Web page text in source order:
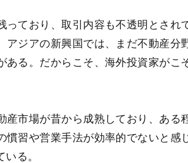
っており、取引内容も不透明とされ
アジアの新興国では、まだ不動産分
ある。だからこそ、海外投資家がこ
産市場が昔から成熟しており、ある
習や営業手法が効率的でないと感
る。